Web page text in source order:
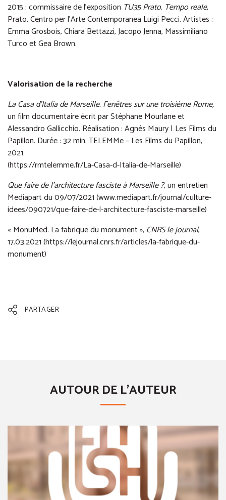
2015 : commissaire de l’exposition TU35 Prato. Tempo reale,
Prato, Centro per l’Arte Contemporanea Luigi Pecci. Artistes :
Emma Grosbois, Chiara Bettazzi, Jacopo Jenna, Massimiliano
Turco et Gea Brown.
Valorisation de la recherche
La Casa d'Italia de Marseille. Fenêtres sur une troisième Rome,
un film documentaire écrit par Stéphane Mourlane et
Alessandro Gallicchio. Réalisation : Agnès Maury | Les Films du
Papillon. Durée : 32 min. TELEMMe – Les Films du Papillon,
2021
(https://rmtelemme.fr/La-Casa-d-Italia-de-Marseille)
Que faire de l'architecture fasciste à Marseille ?, un entretien
Mediapart du 09/07/2021 (www.mediapart.fr/journal/culture-
idees/090721/que-faire-de-l-architecture-fasciste-marseille)
« MonuMed. La fabrique du monument », CNRS le journal,
17.03.2021 (https://lejournal.cnrs.fr/articles/la-fabrique-du-
monument)
PARTAGER
AUTOUR DE L'AUTEUR